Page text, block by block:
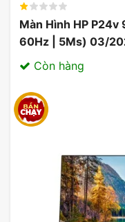
Màn Hình HP P24v
60Hz | 5Ms) 03/
Còn hàng